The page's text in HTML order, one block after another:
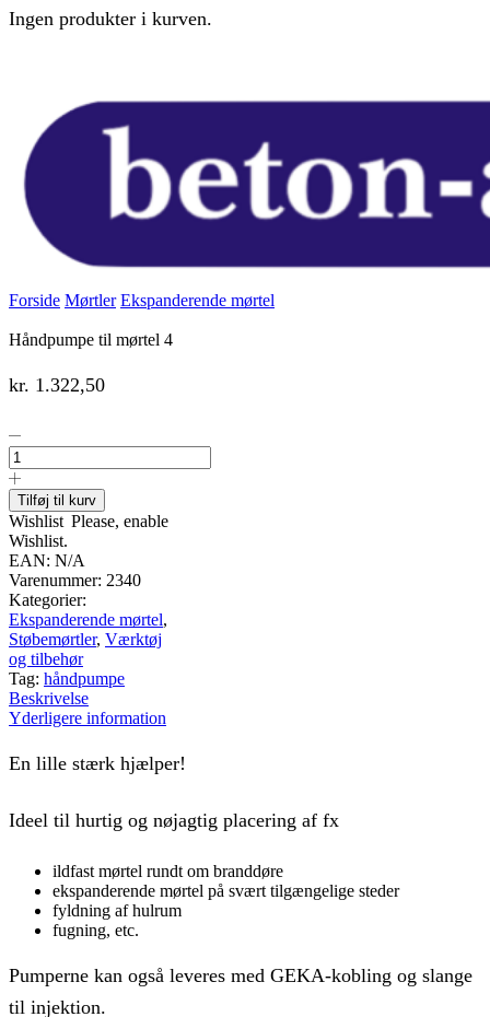
Ingen produkter i kurven.
Forside Mørtler Ekspanderende mørtel
Håndpumpe til mørtel 4
kr. 1.322,50
Håndpumpe
mørtel
4
antal
Tilføj til kurv
Wishlist Please, enable
Wishlist.
EAN: N/A
Varenummer: 2340
Kategorier:
Ekspanderende mørtel,
Støbemørtler, Værktøj
og tilbehør
Tag: håndpumpe
Beskrivelse
Yderligere information
En lille stærk hjælper!
Ideel til hurtig og nøjagtig placering af fx
ildfast mørtel rundt om branddøre
ekspanderende mørtel på svært tilgængelige steder
fyldning af hulrum
fugning, etc.
Pumperne kan også leveres med GEKA-kobling og slange
til injektion.